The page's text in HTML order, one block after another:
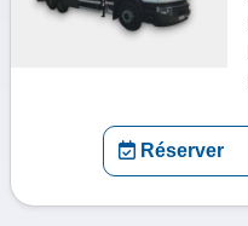
Réserver